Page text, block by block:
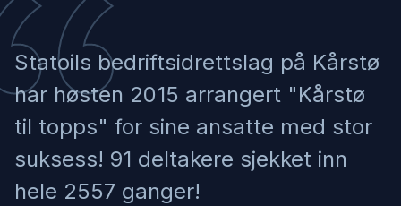
Fjelltrim Fjon UIL 2026
Fjon UIL
Fjelltrim Viksdalen IL 25/26
Viksdalen IL
Fjelltrimmen Holsen og Haukedalen 2026
Statoils bedriftsidrettslag på Kårstø
har høsten 2015 arrangert "Kårstø
til topps" for sine ansatte med stor
suksess! 91 deltakere sjekket inn
hele 2557 ganger!